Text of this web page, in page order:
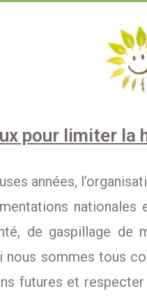
pour limiter la
années,
nationales
de gaspillage de
nous sommes tous
futures et